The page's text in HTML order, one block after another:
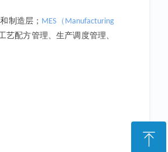
制造层； MES （ Manufacturing
配方管理、生产调度管理、
ꁸ